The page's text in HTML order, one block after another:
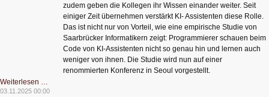
zudem geben die Kollegen ihr Wissen einander weiter. Seit
einiger Zeit übernehmen verstärkt KI- Assistenten diese Rolle.
Das ist nicht nur von Vorteil, wie eine empirische Studie von
Saarbrücker Informatikern zeigt: Programmierer schauen beim
Code von KI-Assistenten nicht so genau hin und lernen auch
weniger von ihnen. Die Studie wird nun auf einer
renommierten Konferenz in Seoul vorgestellt.
Weiterlesen …
Entwicklern
03.11.2025 00:00